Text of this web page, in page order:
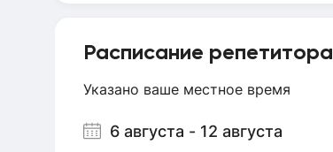
Расписание репетитора
Указано ваше местное время
6 августа - 12 августа